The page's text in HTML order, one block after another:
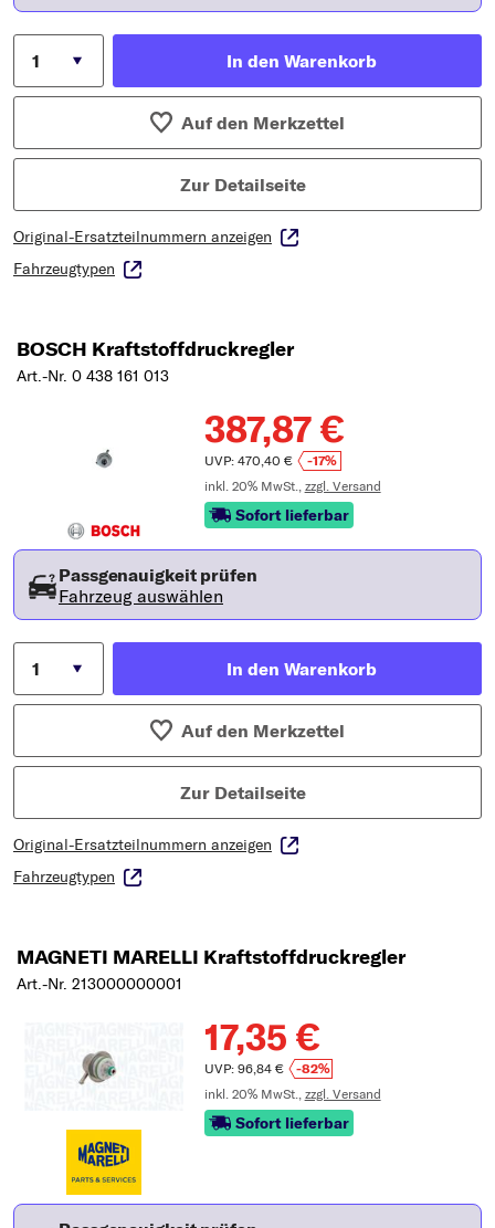
In den Warenkorb
Auf den Merkzettel
Zur Detailseite
Original-Ersatzteilnummern anzeigen
Fahrzeugtypen
BOSCH Kraftstoffdruckregler
Art.-Nr. 0 438 161 013
387,87 €
UVP: 470,40 €
-17%
inkl. 20% MwSt., zzgl. Versand
Sofort lieferbar
Passgenauigkeit prüfen
Fahrzeug auswählen
In den Warenkorb
Auf den Merkzettel
Zur Detailseite
Original-Ersatzteilnummern anzeigen
Fahrzeugtypen
MAGNETI MARELLI Kraftstoffdruckregler
Art.-Nr. 213000000001
17,35 €
UVP: 96,84 €
-82%
inkl. 20% MwSt., zzgl. Versand
Sofort lieferbar